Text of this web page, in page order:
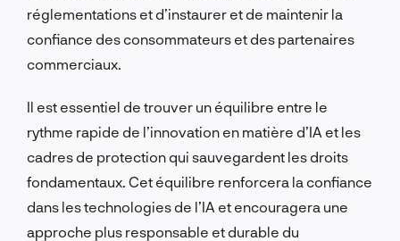
réglementations et d’instaurer et de maintenir la
confiance des consommateurs et des partenaires
commerciaux.
Il est essentiel de trouver un équilibre entre le
rythme rapide de l’innovation en matière d’IA et les
cadres de protection qui sauvegardent les droits
fondamentaux. Cet équilibre renforcera la confiance
dans les technologies de l’IA et encouragera une
approche plus responsable et durable du